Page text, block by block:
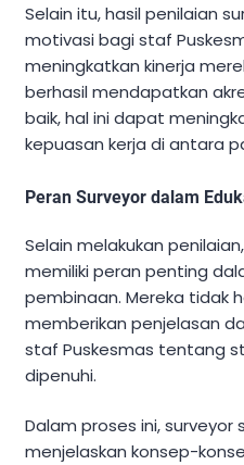
Selain itu, hasil penilaian
motivasi bagi staf
meningkatkan kinerja
berhasil mendapatkan
baik, hal ini dapat
kepuasan kerja di antara
Peran Surveyor dalam
Selain melakukan
memiliki peran penting
pembinaan. Mereka tidak
memberikan penjelasan
staf Puskesmas tentang
dipenuhi.
Dalam proses ini, surveyor
menjelaskan konsep-